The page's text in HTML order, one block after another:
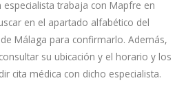
trabaja con Mapfre en
en el apartado alfabético del
Málaga para confirmarlo. Además,
su ubicación y el horario y los
cita médica con dicho especialista.